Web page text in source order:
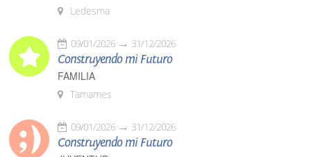
Ledesma
09/01/2026 31/12/2026
Construyendo mi Futuro
FAMILIA
Tamames
09/01/2026 31/12/2026
Construyendo mi Futuro